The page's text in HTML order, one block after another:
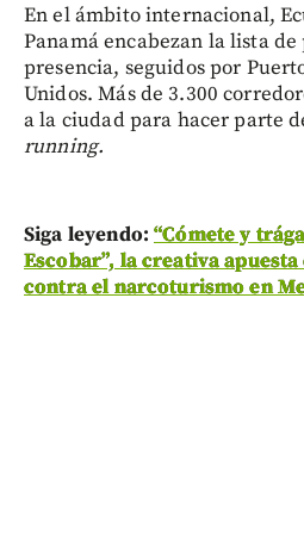
En el ámbito internacional,
Panamá encabezan la lista
presencia, seguidos por
Unidos. Más de 3.300
a la ciudad para hacer parte
running.
Siga leyendo:“Cómete y
Escobar”, la creativa
contra el narcoturismo en